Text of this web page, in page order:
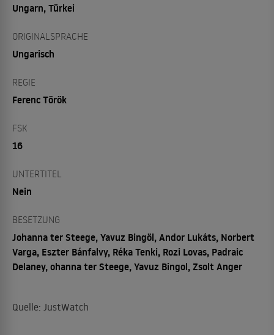
Ungarn, Türkei
ORIGINALSPRACHE
Ungarisch
REGIE
Ferenc Török
FSK
16
UNTERTITEL
Nein
BESETZUNG
Johanna ter Steege, Yavuz Bingöl, Andor Lukáts, Norbert
Varga, Eszter Bánfalvy, Réka Tenki, Rozi Lovas, Padraic
Delaney, ohanna ter Steege, Yavuz Bingol, Zsolt Anger
Quelle: JustWatch